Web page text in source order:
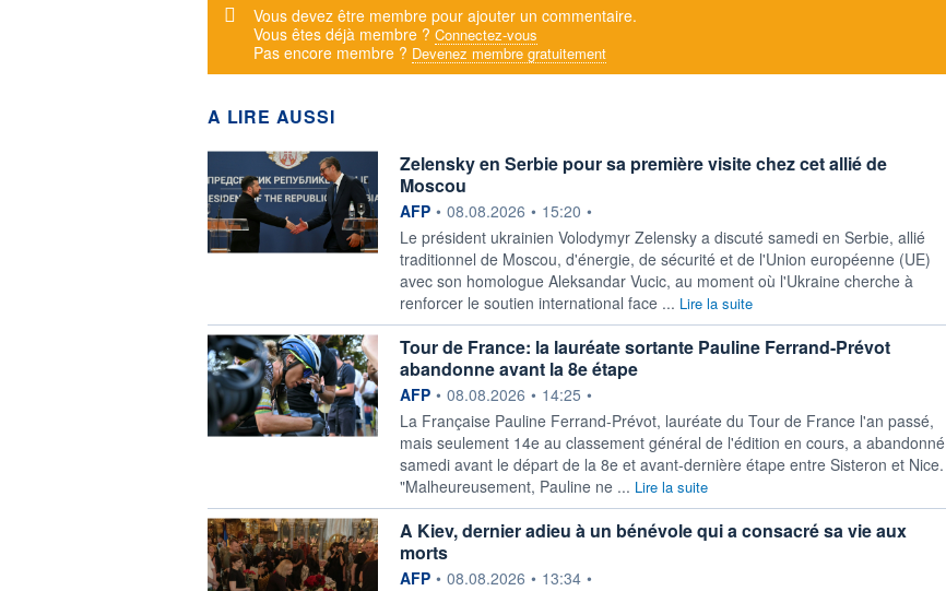
Message d'alerte
Vous devez être membre pour ajouter un commentaire.
Vous êtes déjà membre ? Connectez-vous
Pas encore membre ? Devenez membre gratuitement
A LIRE AUSSI
Zelensky en Serbie pour sa première visite chez cet allié de
Moscou
information fournie par
AFP • 08.08.2026 • 15:20 •
Le président ukrainien Volodymyr Zelensky a discuté samedi en Serbie, allié
traditionnel de Moscou, d'énergie, de sécurité et de l'Union européenne (UE)
avec son homologue Aleksandar Vucic, au moment où l'Ukraine cherche à
renforcer le soutien international face ... Lire la suite
Tour de France: la lauréate sortante Pauline Ferrand-Prévot
abandonne avant la 8e étape
information fournie par
AFP • 08.08.2026 • 14:25 •
La Française Pauline Ferrand-Prévot, lauréate du Tour de France l'an passé,
mais seulement 14e au classement général de l'édition en cours, a abandonné
samedi avant le départ de la 8e et avant-dernière étape entre Sisteron et Nice.
"Malheureusement, Pauline ne ... Lire la suite
A Kiev, dernier adieu à un bénévole qui a consacré sa vie aux
morts
information fournie par
AFP • 08.08.2026 • 13:34 •